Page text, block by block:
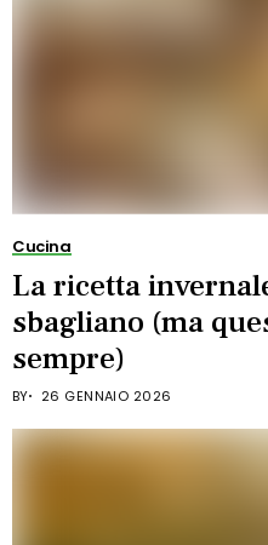
Cucina
La ricetta
sbagliano (ma
sempre)
BY 26 GENNAIO 2026